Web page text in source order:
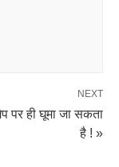
NEXT
पर ही घूमा जा सकता
है ! »